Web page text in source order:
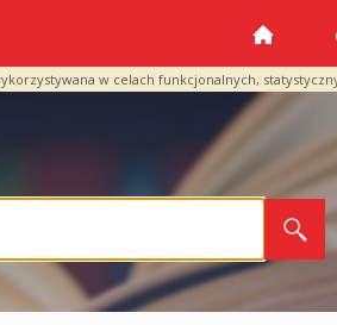
w celach funkcjonalnych,